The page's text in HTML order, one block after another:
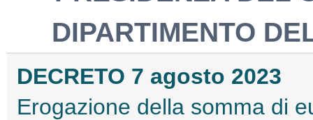
DIPARTIMENTO
DECRETO 7 agosto 2023
Erogazione della somma di